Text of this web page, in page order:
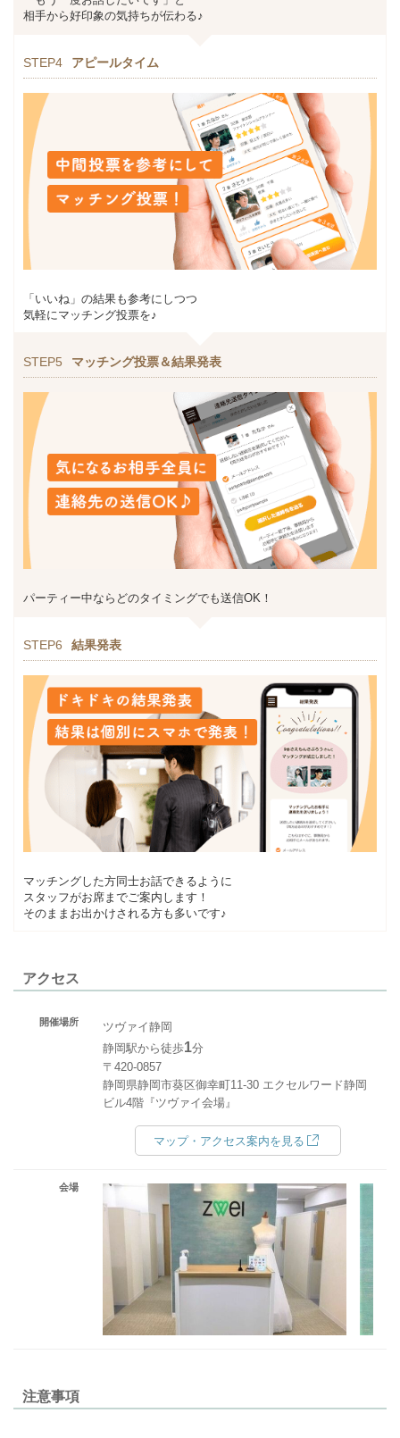
相手から好印象の気持ちが伝わる♪
STEP4 アピールタイム
「いいね」の結果も参考にしつつ
気軽にマッチング投票を♪
STEP5 マッチング投票＆結果発表
パーティー中ならどのタイミングでも送信OK！
STEP6 結果発表
マッチングした方同士お話できるように
スタッフがお席までご案内します！
そのままお出かけされる方も多いです♪
アクセス
開催場所
ツヴァイ静岡
静岡駅から徒歩1分
〒420-0857
静岡県静岡市葵区御幸町11-30 エクセルワード静岡
ビル4階『ツヴァイ会場』
マップ・アクセス案内を見る
会場
注意事項